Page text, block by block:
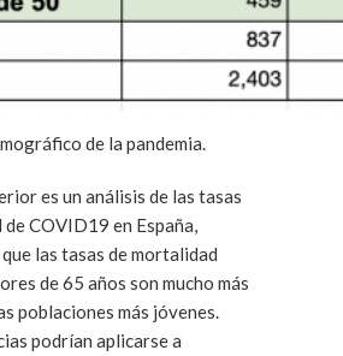
de la pandemia.
es un análisis de las tasas
COVID19 en España,
las tasas de mortalidad
de 65 años son mucho más
poblaciones más jóvenes.
podrían aplicarse a